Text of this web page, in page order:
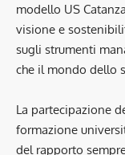
modello US
visione e
sugli strumenti
che il mondo dello
La partecipazione
formazione
del rapporto